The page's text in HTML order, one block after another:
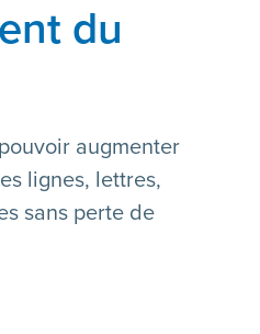
du
augmenter
lignes, lettres,
sans perte de